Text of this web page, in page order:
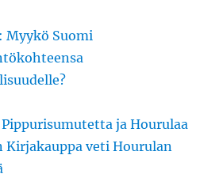
Myykö Suomi
ja Hourulaa
Kirjakauppa veti Hourulan